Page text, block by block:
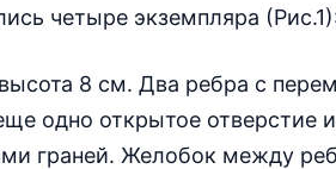
четыре экземпляра
8 см. Два ребра с
одно открытое отверстие
граней. Желобок между